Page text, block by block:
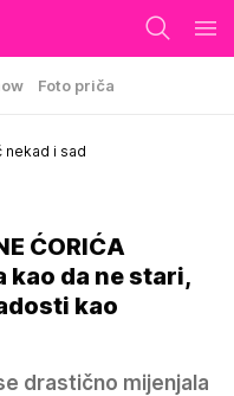
Foto priča
nekad i sad
ĆORIĆA
kao da ne stari,
kao
drastično mijenjala